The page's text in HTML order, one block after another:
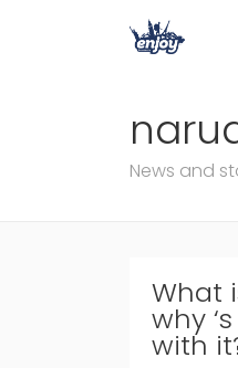
News and
What
why
with